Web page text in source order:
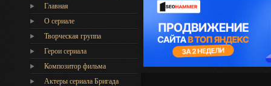
Главная
О сериале
Творческая группа
Герои сериала
Композитор фильма
Актеры сериала Бригада